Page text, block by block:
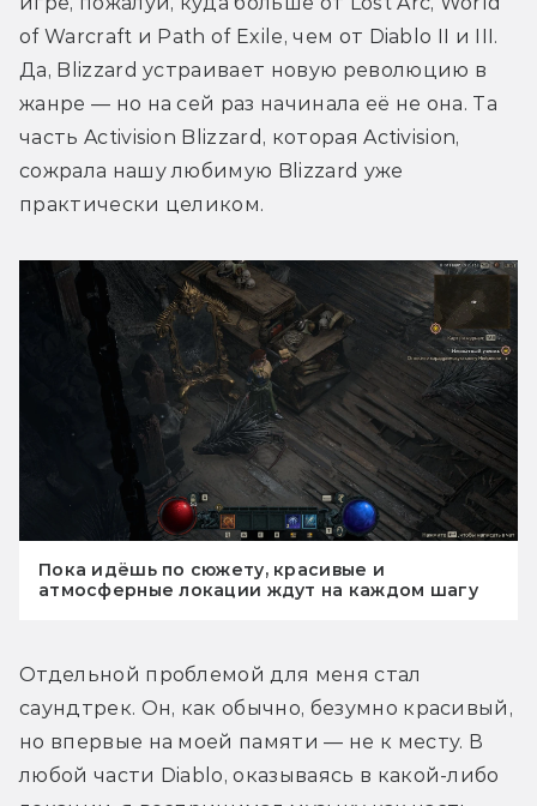
of Warcraft и Path of Exile, чем от Diablo II и III.
Да, Blizzard устраивает новую революцию в
жанре — но на сей раз начинала её не она. Та
часть Activision Blizzard, которая Activision,
сожрала нашу любимую Blizzard уже
практически целиком.
Пока идёшь по сюжету, красивые и
атмосферные локации ждут на каждом шагу
Отдельной проблемой для меня стал
саундтрек. Он, как обычно, безумно красивый,
но впервые на моей памяти — не к месту. В
любой части Diablo, оказываясь в какой-либо